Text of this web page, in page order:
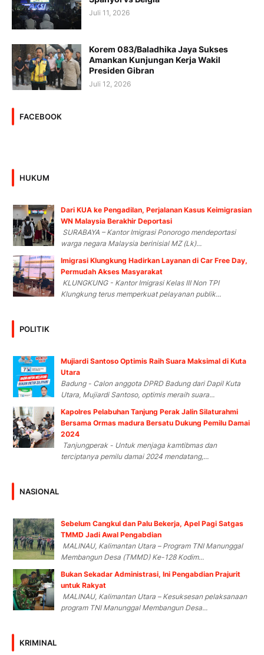
Juli 11, 2026
Korem 083/Baladhika Jaya Sukses
Amankan Kunjungan Kerja Wakil
Presiden Gibran
Juli 12, 2026
FACEBOOK
HUKUM
Dari KUA ke Pengadilan, Perjalanan Kasus Keimigrasian
WN Malaysia Berakhir Deportasi
SURABAYA – Kantor Imigrasi Ponorogo mendeportasi
warga negara Malaysia berinisial MZ (Lk)...
Imigrasi Klungkung Hadirkan Layanan di Car Free Day,
Permudah Akses Masyarakat
KLUNGKUNG - Kantor Imigrasi Kelas III Non TPI
Klungkung terus memperkuat pelayanan publik...
POLITIK
Mujiardi Santoso Optimis Raih Suara Maksimal di Kuta
Utara
Badung - Calon anggota DPRD Badung dari Dapil Kuta
Utara, Mujiardi Santoso, optimis meraih suara...
Kapolres Pelabuhan Tanjung Perak Jalin Silaturahmi
Bersama Ormas madura Bersatu Dukung Pemilu Damai
2024
Tanjungperak - Untuk menjaga kamtibmas dan
terciptanya pemilu damai 2024 mendatang,...
NASIONAL
Sebelum Cangkul dan Palu Bekerja, Apel Pagi Satgas
TMMD Jadi Awal Pengabdian
MALINAU, Kalimantan Utara – Program TNI Manunggal
Membangun Desa (TMMD) Ke-128 Kodim...
Bukan Sekadar Administrasi, Ini Pengabdian Prajurit
untuk Rakyat
MALINAU, Kalimantan Utara – Kesuksesan pelaksanaan
program TNI Manunggal Membangun Desa...
KRIMINAL